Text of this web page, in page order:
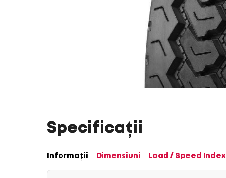
Specificații
Informații Dimensiuni Load / Speed Index